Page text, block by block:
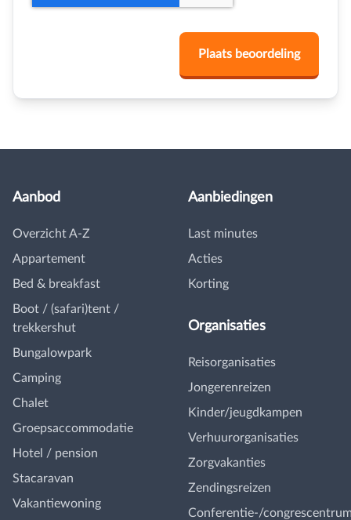
Aanbod
Overzicht A-Z
Appartement
Bed & breakfast
Boot / (safari)tent /
trekkershut
Bungalowpark
Camping
Chalet
Groepsaccommodatie
Hotel / pension
Stacaravan
Vakantiewoning
Aanbiedingen
Last minutes
Acties
Korting
Organisaties
Reisorganisaties
Jongerenreizen
Kinder/jeugdkampen
Verhuurorganisaties
Zorgvakanties
Zendingsreizen
Conferentie-/